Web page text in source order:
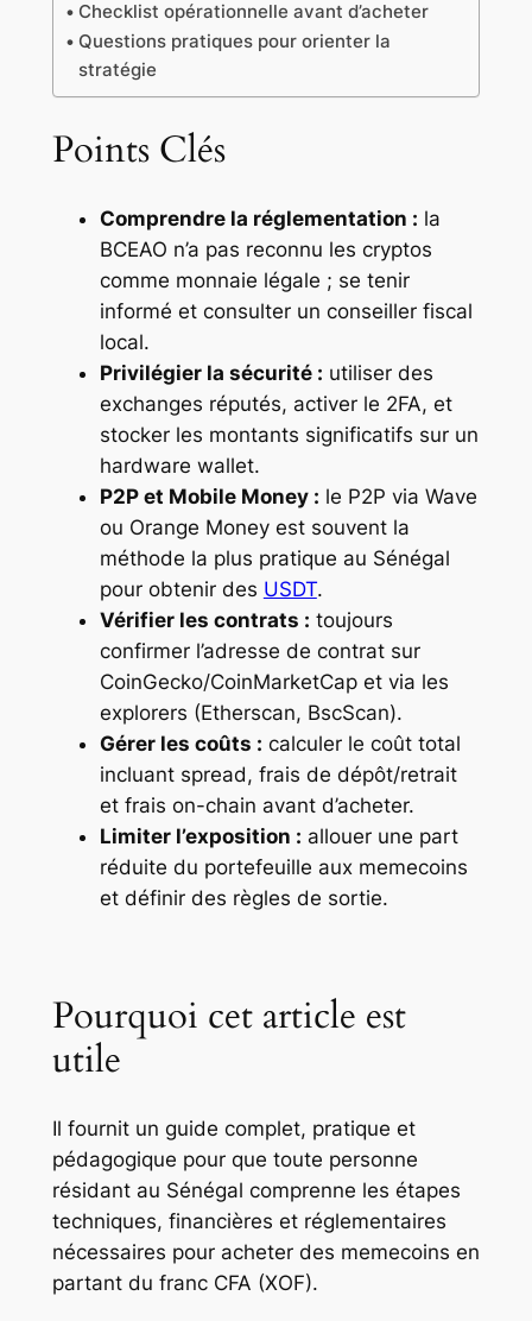
Checklist opérationnelle avant d’acheter
Questions pratiques pour orienter la
stratégie
Points Clés
Comprendre la réglementation : la
BCEAO n’a pas reconnu les cryptos
comme monnaie légale ; se tenir
informé et consulter un conseiller fiscal
local.
Privilégier la sécurité : utiliser des
exchanges réputés, activer le 2FA, et
stocker les montants significatifs sur un
hardware wallet.
P2P et Mobile Money : le P2P via Wave
ou Orange Money est souvent la
méthode la plus pratique au Sénégal
pour obtenir des USDT.
Vérifier les contrats : toujours
confirmer l’adresse de contrat sur
CoinGecko/CoinMarketCap et via les
explorers (Etherscan, BscScan).
Gérer les coûts : calculer le coût total
incluant spread, frais de dépôt/retrait
et frais on-chain avant d’acheter.
Limiter l’exposition : allouer une part
réduite du portefeuille aux memecoins
et définir des règles de sortie.
Pourquoi cet article est
utile
Il fournit un guide complet, pratique et
pédagogique pour que toute personne
résidant au Sénégal comprenne les étapes
techniques, financières et réglementaires
nécessaires pour acheter des memecoins en
partant du franc CFA (XOF).